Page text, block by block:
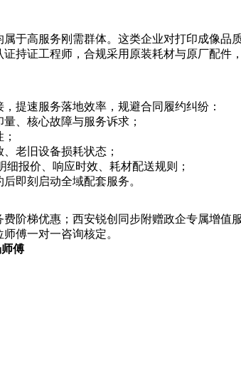
于高服务刚需群体。这类企业对打印成像
持证工程师，合规采用原装耗材与原厂配
提速服务落地效率，规避合同履约纠纷：
、核心故障与服务诉求；
老旧设备损耗状态；
报价、响应时效、耗材配送规则；
即刻启动全域配套服务。
阶梯优惠；西安锐创同步附赠政企专属增值
傅一对一咨询核定。
师傅